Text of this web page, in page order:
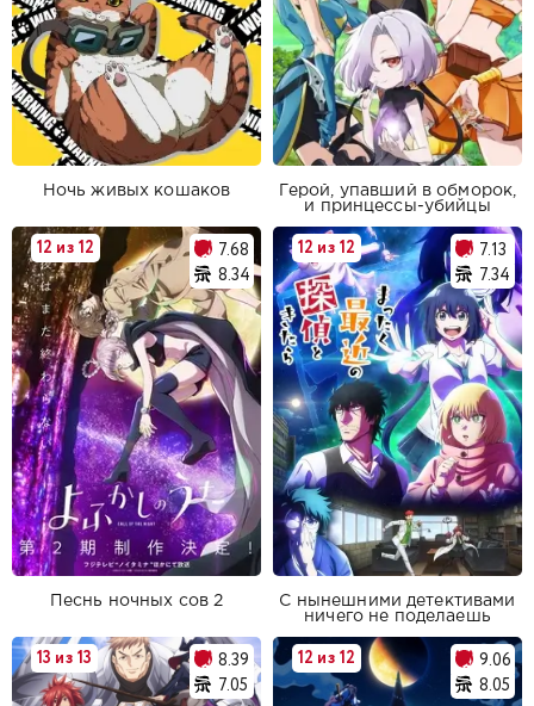
Ночь живых кошаков
Герой, упавший в обморок,
и принцессы-убийцы
Песнь ночных сов 2
12 из 12
7.68
8.34
С нынешними детективами
ничего не поделаешь
12 из 12
7.13
7.34
13 из 13
8.39
7.05
12 из 12
9.06
8.05